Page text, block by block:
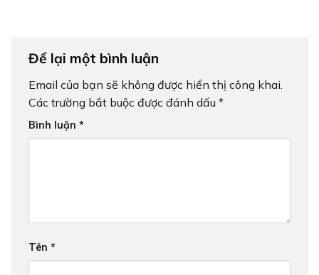
Để lại một bình luận
Email của bạn sẽ không được hiển thị công khai.
Các trường bắt buộc được đánh dấu *
Bình luận *
Tên *